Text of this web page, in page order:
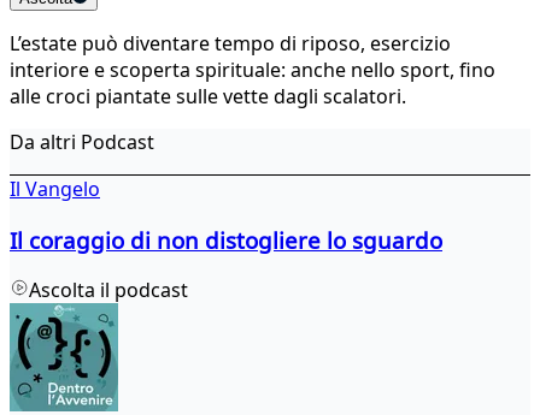
L’estate può diventare tempo di riposo, esercizio
interiore e scoperta spirituale: anche nello sport, fino
alle croci piantate sulle vette dagli scalatori.
Da altri Podcast
Il Vangelo
Il coraggio di non distogliere lo sguardo
Ascolta il podcast